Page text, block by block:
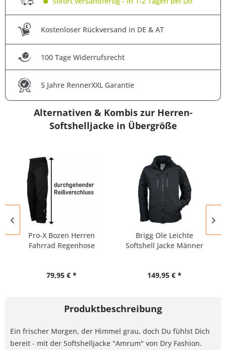
Kostenloser Rückversand in DE & AT
100 Tage Widerrufsrecht
5 Jahre RennerXXL Garantie
Alternativen & Kombis zur Herren-
Softshelljacke in Übergröße
Pro-X Bozen Herren
Fahrrad Regenhose
79,95 € *
Brigg Ole Leichte
Softshell Jacke Männer
149,95 € *
Produktbeschreibung
Ein frischer Morgen, der Himmel grau, doch Du fühlst Dich
bereit - mit der Softshelljacke "Amrum" von Dry Fashion.